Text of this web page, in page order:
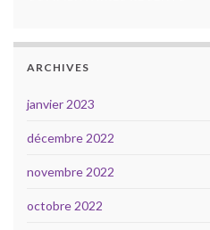
ARCHIVES
janvier 2023
décembre 2022
novembre 2022
octobre 2022